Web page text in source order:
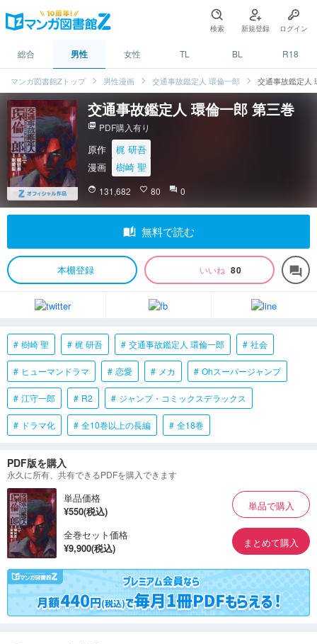
検索 新規登録 ログイン
総合 男性 女性 TL BL R18
マンガ図書館Zトップ 男性漫画 交通事故鑑定人 環倫一郎 交通事故鑑定人
交通事故鑑定人 環倫一郎 第三巻
picture_as_pdf PDF購入有り
原作
梶 研吾
漫画
樹崎 聖
face 131,682 favorite_border 80 question_answer 0
auto_stories 無料で読む
本棚登録 いいね 80 forum
樹崎 聖 梶 研吾 交通事故鑑定人 環倫一郎 社会
ヒューマンドラマ 恋愛 メカ Ohスーパージャンプ
江守一郎 R2 ジャンプ・コミックスデラックス
ドラマ化 全10巻以上の長編 全18巻
PDF版を購入
永久に所有、共有できるPDFを購入できます
単品価格
¥550(税込)
単品で購入
全巻セット価格
¥9,900(税込)
まとめて購入